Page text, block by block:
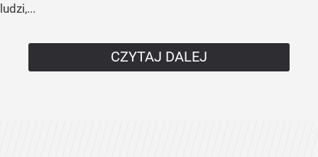
ludzi,...
CZYTAJ DALEJ